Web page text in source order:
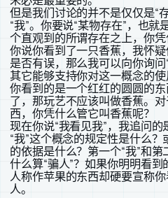
但是我们讨论的并不是仅仅是“
“我”。你要说“某物存在”，也
个直观到的所谓存在之上，你凭
你说你看到了一只香蕉，我怀
是否有误，那么我可以向你询
其它能够支持你对这一概念的
你看到的是一个红红的圆圆的
了，那玩艺不应该叫做香蕉。
西，你凭什么管它叫香蕉呢？
现在你说“我看见我”，我追问的
“我”这个概念的规定性是什么
的依据是什么？第一个“我”和第
什么算“骗人”？如果你明明看
人称作苹果的东西却硬要宣称
人。